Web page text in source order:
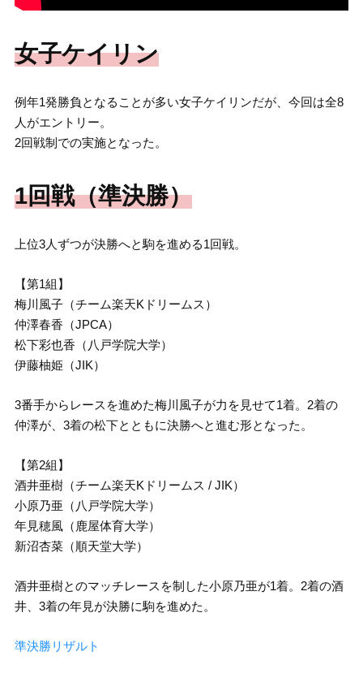
女子ケイリン
例年1発勝負となることが多い女子ケイリンだが、今回は全8
人がエントリー。
2回戦制での実施となった。
1回戦（準決勝）
上位3人ずつが決勝へと駒を進める1回戦。
【第1組】
梅川風子（チーム楽天Kドリームス）
仲澤春香（JPCA）
松下彩也香（八戸学院大学）
伊藤柚姫（JIK）
3番手からレースを進めた梅川風子が力を見せて1着。2着の
仲澤が、3着の松下とともに決勝へと進む形となった。
【第2組】
酒井亜樹（チーム楽天Kドリームス / JIK）
小原乃亜（八戸学院大学）
年見穂風（鹿屋体育大学）
新沼杏菜（順天堂大学）
酒井亜樹とのマッチレースを制した小原乃亜が1着。2着の酒
井、3着の年見が決勝に駒を進めた。
準決勝リザルト